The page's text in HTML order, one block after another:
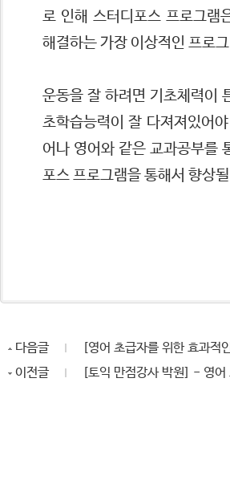
로 인해 스터디포스 프로그램
해결하는 가장 이상적인 프로
운동을 잘 하려면 기초체력이
초학습능력이 잘 다져져있어
어나 영어와 같은 교과공부를
포스 프로그램을 통해서 향상
다음글
[영어 초급자를 위한 효과
이전글
[토익 만점강사 박원] - 영